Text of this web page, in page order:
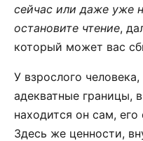
сейчас или даже уже
остановите чтение,
который может вас
У взрослого
адекватные границы,
находится он сам,
Здесь же ценности,